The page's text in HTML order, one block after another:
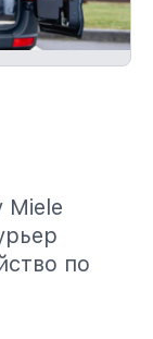
Miele
по